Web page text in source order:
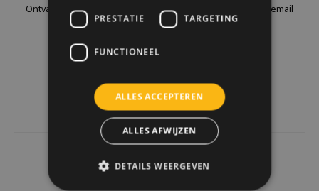
Ontvang de laatste updates, nieuws en aanbiedingen via email
4441reviews
PRESTATIE TARGETING
FUNCTIONEEL
ALLES ACCEPTEREN
ALLES AFWIJZEN
DETAILS WEERGEVEN